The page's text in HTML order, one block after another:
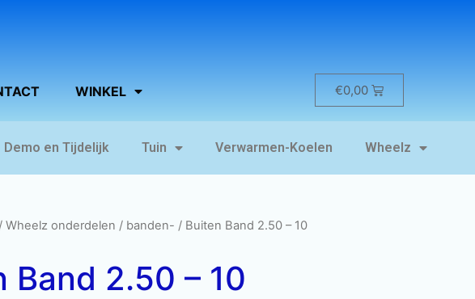
WINKEL €0,00
Demo en Tijdelijk Tuin Verwarmen-Koelen Wheelz
Wheelz onderdelen / banden- / Buiten Band 2.50 – 10
Band 2.50 – 10